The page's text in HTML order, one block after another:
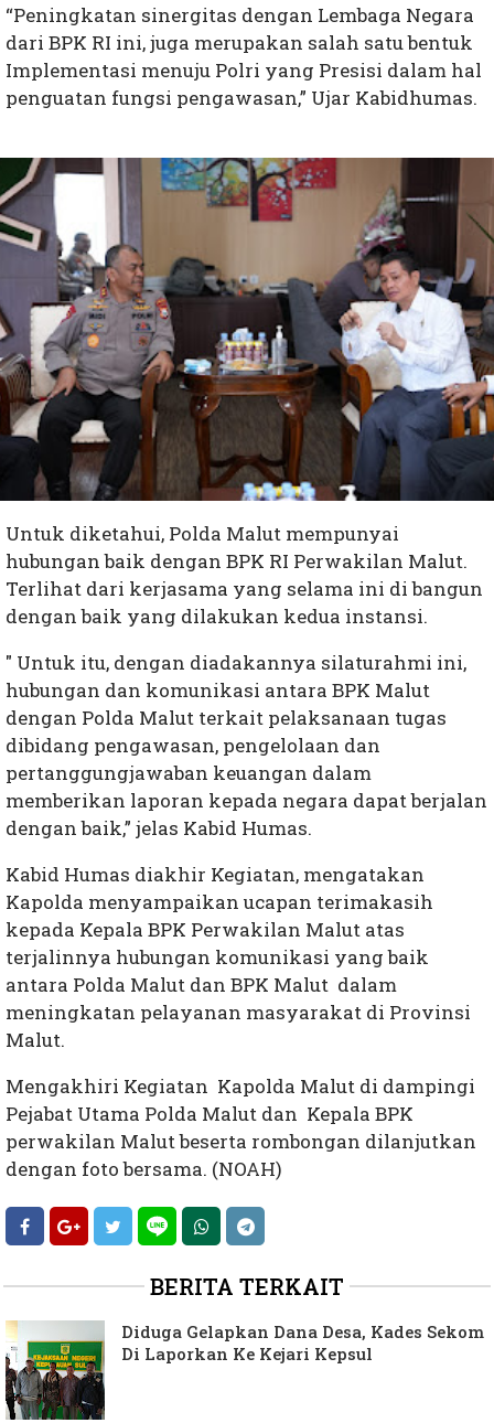
“Peningkatan sinergitas dengan Lembaga Negara
dari BPK RI ini, juga merupakan salah satu bentuk
Implementasi menuju Polri yang Presisi dalam hal
penguatan fungsi pengawasan,” Ujar Kabidhumas.
Untuk diketahui, Polda Malut mempunyai
hubungan baik dengan BPK RI Perwakilan Malut.
Terlihat dari kerjasama yang selama ini di bangun
dengan baik yang dilakukan kedua instansi.
" Untuk itu, dengan diadakannya silaturahmi ini,
hubungan dan komunikasi antara BPK Malut
dengan Polda Malut terkait pelaksanaan tugas
dibidang pengawasan, pengelolaan dan
pertanggungjawaban keuangan dalam
memberikan laporan kepada negara dapat berjalan
dengan baik,” jelas Kabid Humas.
Kabid Humas diakhir Kegiatan, mengatakan
Kapolda menyampaikan ucapan terimakasih
kepada Kepala BPK Perwakilan Malut atas
terjalinnya hubungan komunikasi yang baik
antara Polda Malut dan BPK Malut dalam
meningkatan pelayanan masyarakat di Provinsi
Malut.
Mengakhiri Kegiatan Kapolda Malut di dampingi
Pejabat Utama Polda Malut dan Kepala BPK
perwakilan Malut beserta rombongan dilanjutkan
dengan foto bersama. (NOAH)
BERITA TERKAIT
Diduga Gelapkan Dana Desa, Kades Sekom
Di Laporkan Ke Kejari Kepsul